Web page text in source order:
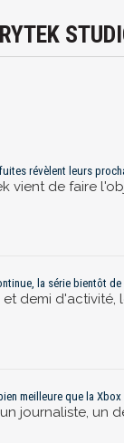
révèlent leurs
vient de faire
la série bientôt de
et demi d'activité,
meilleure que la
journaliste, un